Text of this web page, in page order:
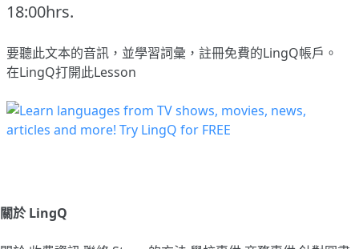
18:00hrs.
要聽此文本的音訊，並學習詞彙， 註冊免費的LingQ帳戶。
在LingQ打開此Lesson
關於 LingQ